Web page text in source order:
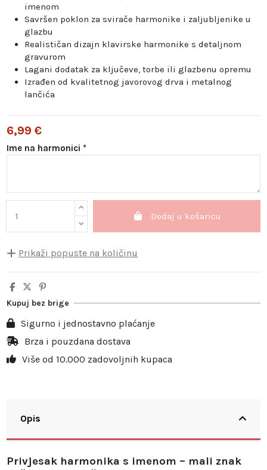
imenom
Savršen poklon za svirače harmonike i zaljubljenike u
glazbu
Realističan dizajn klavirske harmonike s detaljnom
gravurom
Lagani dodatak za ključeve, torbe ili glazbenu opremu
Izrađen od kvalitetnog javorovog drva i metalnog
lančića
6,99 €
Ime na harmonici *
Dodaj u košaricu
Prikaži popuste na količinu
Količina Jedinični popust
Ušteda
10
20%
20
25%
30
30%
Kupuj bez brige
Sigurno i jednostavno plaćanje
Brza i pouzdana dostava
Više od 10.000 zadovoljnih kupaca
Opis
Privjesak harmonika s imenom – mali znak